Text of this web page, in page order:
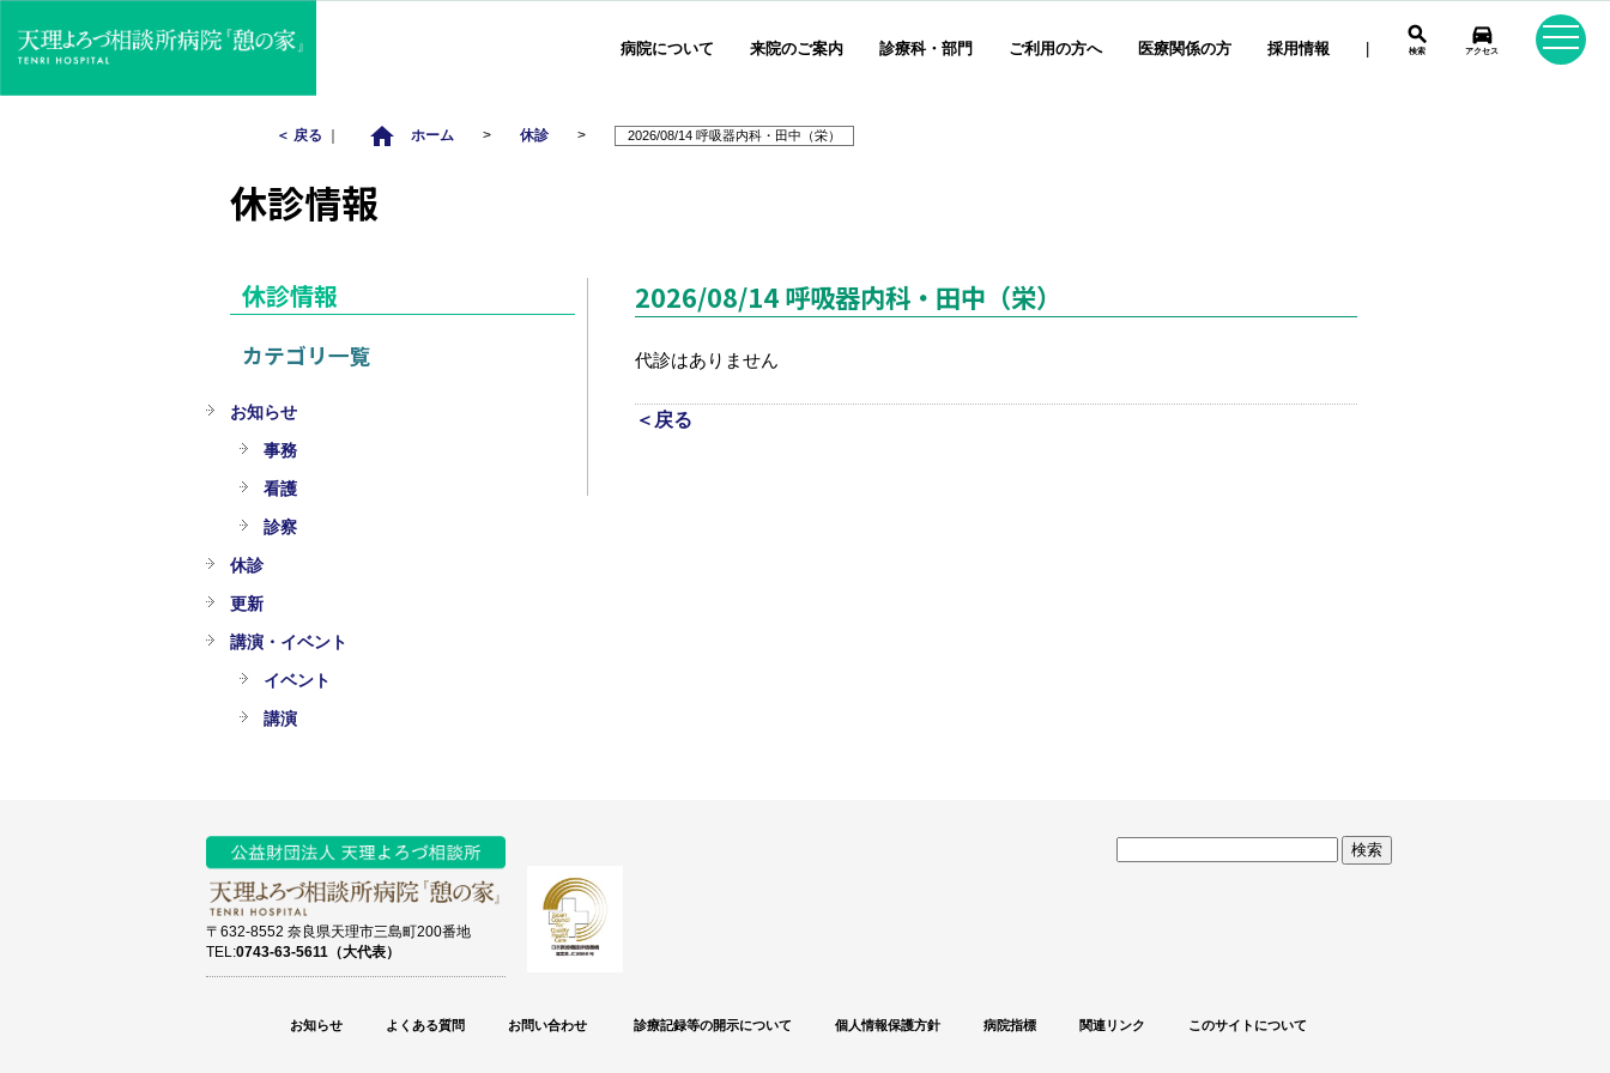
病院について 来院のご案内 診療科・部門 ご利用の方へ 医療関係の方 採用情報
search
検索
directions_car
アクセス
＜ 戻る ｜ home ホーム > 休診> 2026/08/14 呼吸器内科・田中（栄）
休診情報
2026/08/14 呼吸器内科・田中（栄）
代診はありません
＜戻る
休診情報
カテゴリ一覧
お知らせ
事務
看護
診察
休診
更新
講演・イベント
イベント
講演
〒632-8552 奈良県天理市三島町200番地
TEL:0743-63-5611（大代表）
お知らせ よくある質問 お問い合わせ 診療記録等の開示について 個人情報保護方針 病院指標 関連リンク このサイトについて